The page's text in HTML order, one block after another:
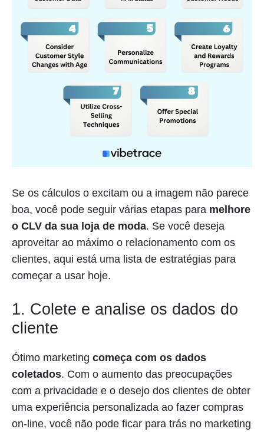
Se os cálculos o excitam ou a imagem não parece
boa, você pode seguir várias etapas para melhore
o CLV da sua loja de moda. Se você deseja
aproveitar ao máximo o relacionamento com os
clientes, aqui está uma lista de estratégias para
começar a usar hoje.
1. Colete e analise os dados do
cliente
Ótimo marketing começa com os dados
coletados. Com o aumento das preocupações
com a privacidade e o desejo dos clientes de obter
uma experiência personalizada ao fazer compras
on-line, você não pode ficar para trás no marketing